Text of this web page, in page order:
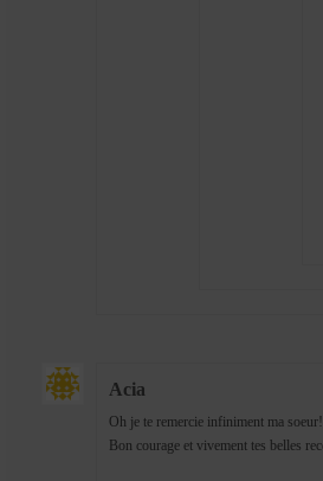
Acia
Oh je te remercie infiniment ma
Bon courage et vivement tes belles